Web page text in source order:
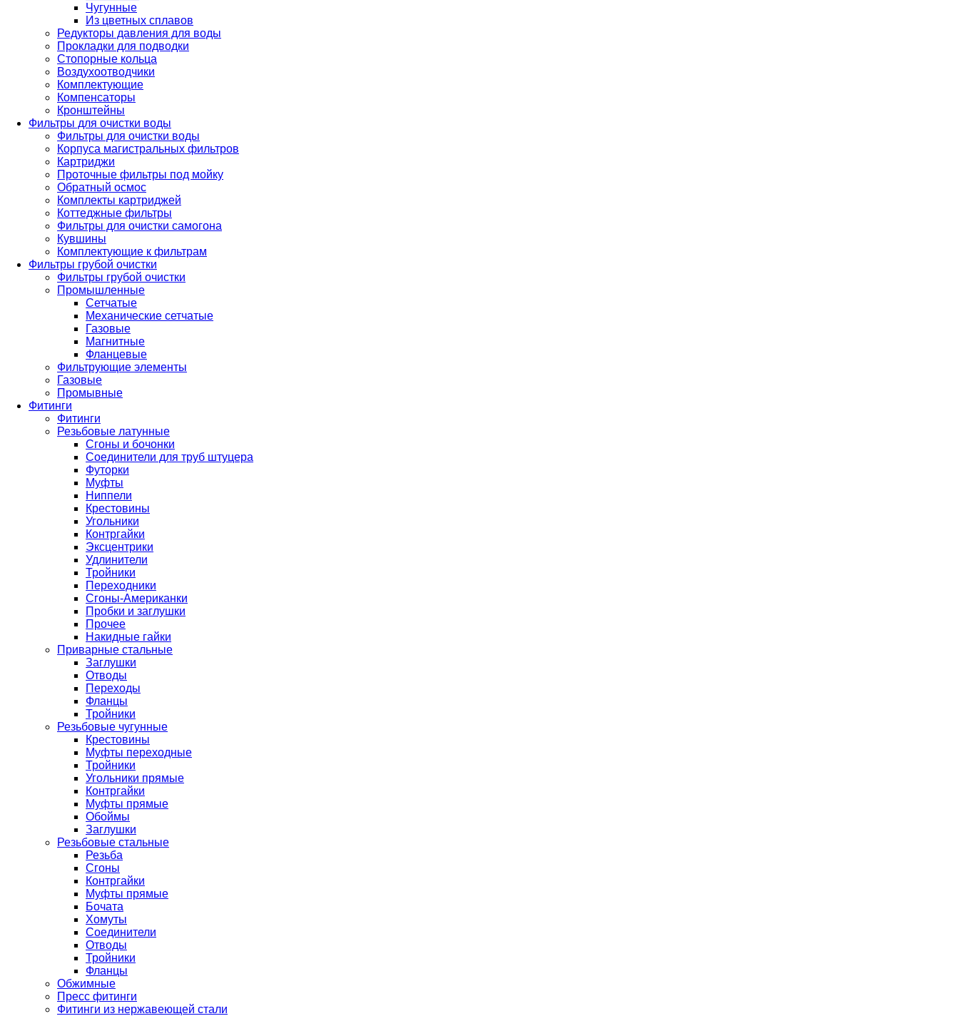
Чугунные
Из цветных сплавов
Редукторы давления для воды
Прокладки для подводки
Стопорные кольца
Воздухоотводчики
Комплектующие
Компенсаторы
Кронштейны
Фильтры для очистки воды
Фильтры для очистки воды
Корпуса магистральных фильтров
Картриджи
Проточные фильтры под мойку
Обратный осмос
Комплекты картриджей
Коттеджные фильтры
Фильтры для очистки самогона
Кувшины
Комплектующие к фильтрам
Фильтры грубой очистки
Фильтры грубой очистки
Промышленные
Сетчатые
Механические сетчатые
Газовые
Магнитные
Фланцевые
Фильтрующие элементы
Газовые
Промывные
Фитинги
Фитинги
Резьбовые латунные
Сгоны и бочонки
Соединители для труб штуцера
Футорки
Муфты
Ниппели
Крестовины
Угольники
Контргайки
Эксцентрики
Удлинители
Тройники
Переходники
Сгоны-Американки
Пробки и заглушки
Прочее
Накидные гайки
Приварные стальные
Заглушки
Отводы
Переходы
Фланцы
Тройники
Резьбовые чугунные
Крестовины
Муфты переходные
Тройники
Угольники прямые
Контргайки
Муфты прямые
Обоймы
Заглушки
Резьбовые стальные
Резьба
Сгоны
Контргайки
Муфты прямые
Бочата
Хомуты
Соединители
Отводы
Тройники
Фланцы
Обжимные
Пресс фитинги
Фитинги из нержавеющей стали